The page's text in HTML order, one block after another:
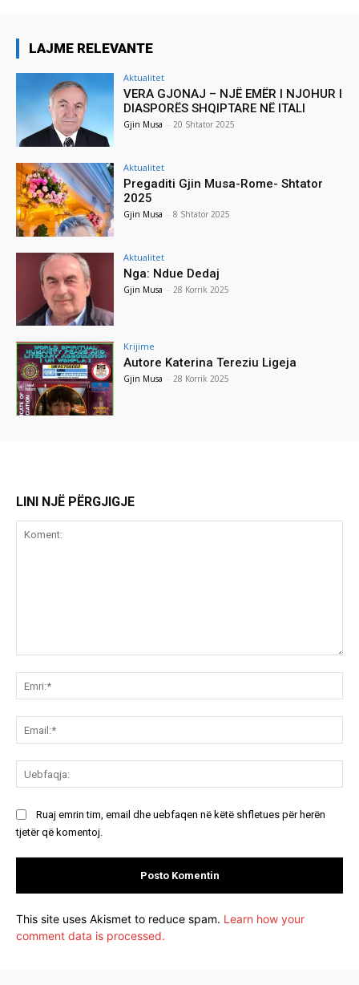
LAJME RELEVANTE
Aktualitet
VERA GJONAJ – NJË EMËR I NJOHUR I
DIASPORËS SHQIPTARE NË ITALI
Gjin Musa - 20 Shtator 2025
Aktualitet
Pregaditi Gjin Musa-Rome- Shtator
2025
Gjin Musa - 8 Shtator 2025
Aktualitet
Nga: Ndue Dedaj
Gjin Musa - 28 Korrik 2025
Krijime
Autore Katerina Tereziu Ligeja
Gjin Musa - 28 Korrik 2025
LINI NJË PËRGJIGJE
Ruaj emrin tim, email dhe uebfaqen në këtë shfletues për herën
tjetër që komentoj.
This site uses Akismet to reduce spam. Learn how your
comment data is processed.